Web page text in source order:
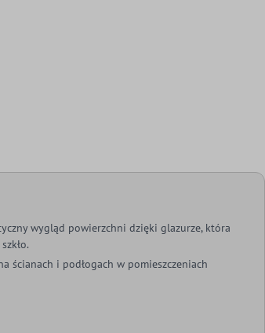
wygląd powierzchni dzięki glazurze, która
ścianach i podłogach w pomieszczeniach